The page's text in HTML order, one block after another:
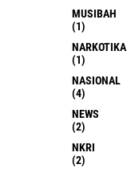
MUSIBAH
(1)
NARKOTIKA
(1)
NASIONAL
(4)
NEWS
(2)
NKRI
(2)